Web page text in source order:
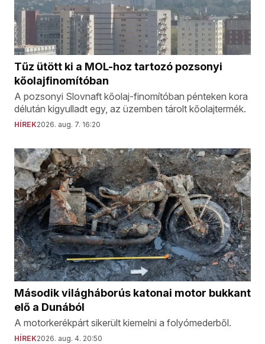
Tűz ütött ki a MOL-hoz tartozó pozsonyi
kőolajfinomítóban
A pozsonyi Slovnaft kőolaj-finomítóban pénteken kora
délután kigyulladt egy, az üzemben tárolt kőolajtermék.
HÍREK2026. aug. 7. 16:20
Második világháborús katonai motor bukkant
elő a Dunából
A motorkerékpárt sikerült kiemelni a folyómederből.
HÍREK2026. aug. 4. 20:50